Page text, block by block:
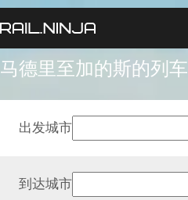
马德里至加的斯的列车
出发城市
到达城市